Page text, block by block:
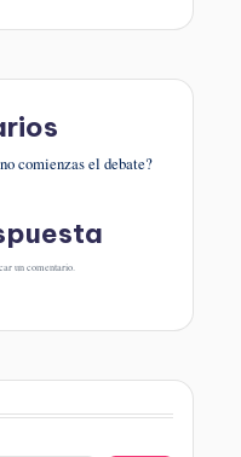
comienzas el debate?
un comentario.